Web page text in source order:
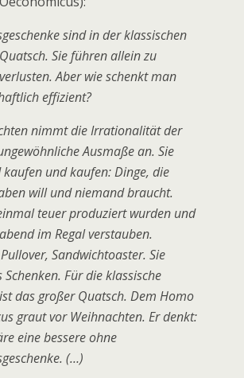
sind in der klassischen
Sie führen allein zu
Aber wie schenkt man
effizient?
nimmt die Irrationalität der
Ausmaße an. Sie
und kaufen: Dinge, die
will und niemand braucht.
teuer produziert wurden und
im Regal verstauben.
Sandwichtoaster. Sie
Schenken. Für die klassische
das großer Quatsch. Dem Homo
graut vor Weihnachten. Er denkt:
eine bessere ohne
(…)